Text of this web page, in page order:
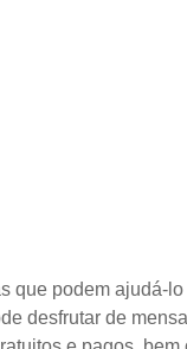
que podem ajudá-
desfrutar de